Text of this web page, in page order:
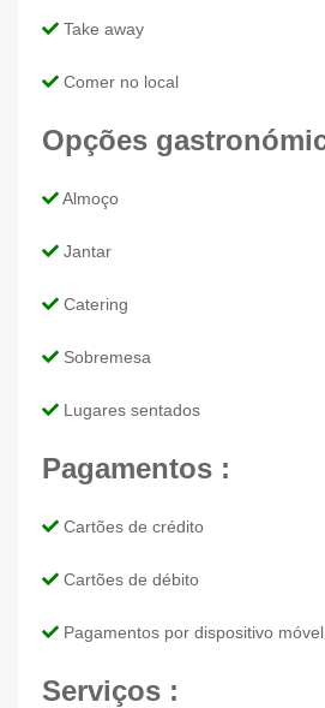
Take away
Comer no local
Opções
Almoço
Jantar
Catering
Sobremesa
Lugares sentados
Pagamentos :
Cartões de crédito
Cartões de débito
Pagamentos por dispositivo
Serviços :